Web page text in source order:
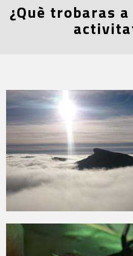
¿Què trobaras